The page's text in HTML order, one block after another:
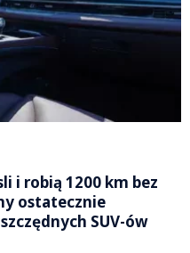
i robią 1200 km bez
ostatecznie
SUV-ów